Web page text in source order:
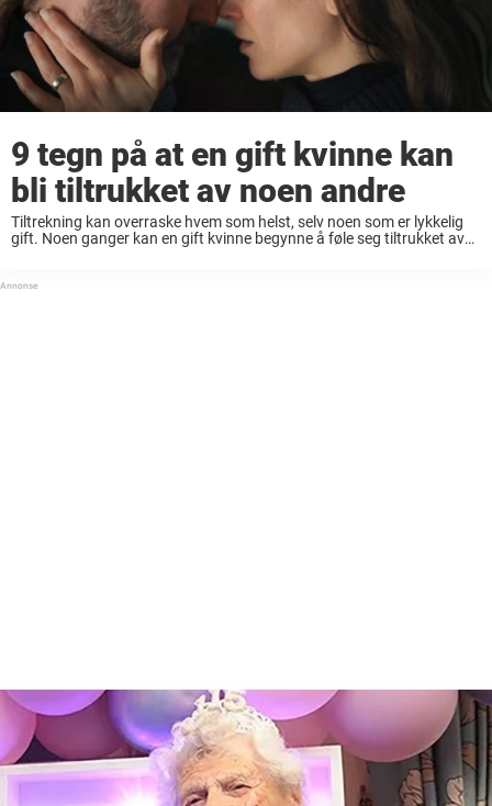
9 tegn på at en gift kvinne kan
bli tiltrukket av noen andre
Tiltrekning kan overraske hvem som helst, selv noen som er lykkelig
gift. Noen ganger kan en gift kvinne begynne å føle seg tiltrukket av